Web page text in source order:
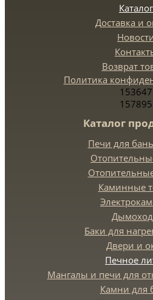
Каталог
Доставка и
Возврат
Политика
153647
157895
Каталог
Печи для
Каминные
Баки для
Двери и
Печное
Мангалы и печи для
Камни для